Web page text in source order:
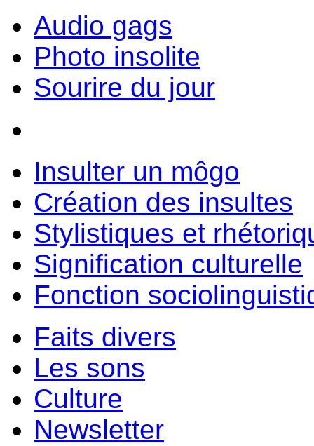
Audio gags
Photo insolite
Sourire du jour
Insulter un môgo
Création des insultes
Stylistiques et
Signification culturelle
Fonction
Faits divers
Les sons
Culture
Newsletter